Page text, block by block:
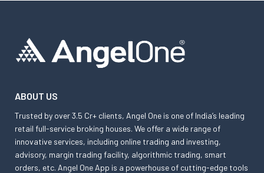
ABOUT US
Trusted by over 3.5 Cr+ clients, Angel One is one of India’s leading
retail full-service broking houses. We offer a wide range of
innovative services, including online trading and investing,
advisory, margin trading facility, algorithmic trading, smart
orders, etc. Angel One App is a powerhouse of cutting-edge tools